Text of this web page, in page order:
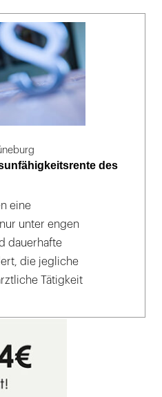
des
eine
unter engen
dauerhafte
die jegliche
Tätigkeit